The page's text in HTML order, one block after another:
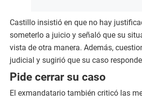
Castillo insistió en que no hay
someterlo a juicio y señaló que su
vista de otra manera. Además,
judicial y sugirió que su caso
Pide cerrar su caso
El exmandatario también criticó las